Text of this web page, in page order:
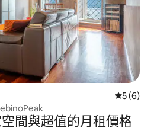
從 6 則評
5 (6)
間與超值的月租價格